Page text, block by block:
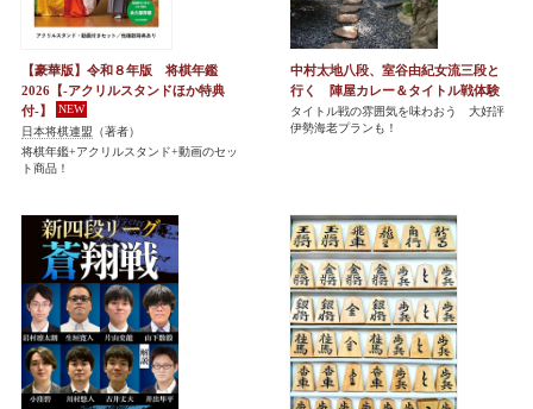
【豪華版】令和８年版 将棋年鑑
2026【-アクリルスタンドほか特典
付-】
日本将棋連盟 （著者）
将棋年鑑+アクリルスタンド+動画のセッ
ト商品！
中村太地八段、室谷由紀女流三段と
行く 陣屋カレー＆タイトル戦体験
タイトル戦の雰囲気を味わおう 大好評
伊勢海老プランも！